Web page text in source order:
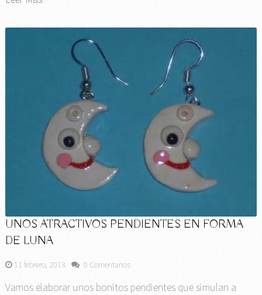
UNOS ATRACTIVOS PENDIENTES EN FORMA
DE LUNA
11 febrero, 2013 0 Comentarios
Vamos elaborar unos bonitos pendientes que simulan a